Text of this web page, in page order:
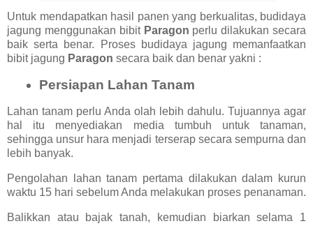
Untuk mendapatkan hasil panen yang berkualitas, budidaya
jagung menggunakan bibit Paragon perlu dilakukan secara
baik serta benar. Proses budidaya jagung memanfaatkan
bibit jagung Paragon secara baik dan benar yakni :
Persiapan Lahan Tanam
Lahan tanam perlu Anda olah lebih dahulu. Tujuannya agar
hal itu menyediakan media tumbuh untuk tanaman,
sehingga unsur hara menjadi terserap secara sempurna dan
lebih banyak.
Pengolahan lahan tanam pertama dilakukan dalam kurun
waktu 15 hari sebelum Anda melakukan proses penanaman.
Balikkan atau bajak tanah, kemudian biarkan selama 1